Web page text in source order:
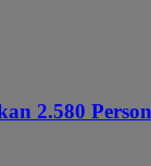
2.580